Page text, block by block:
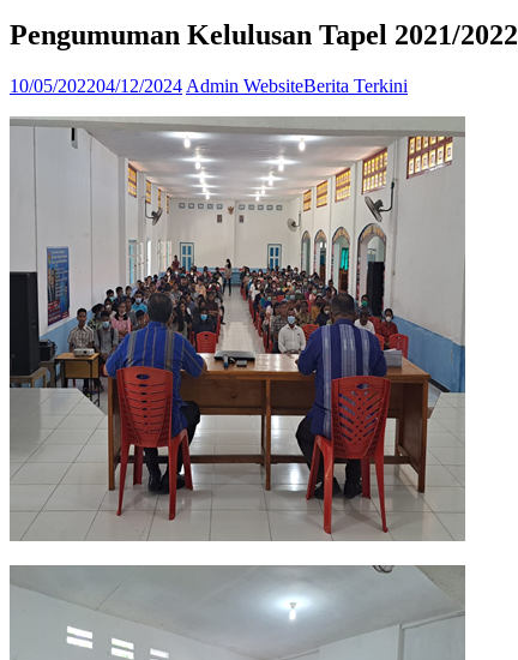
Pengumuman Kelulusan Tapel 2021/2022
10/05/202204/12/2024 Admin WebsiteBerita Terkini